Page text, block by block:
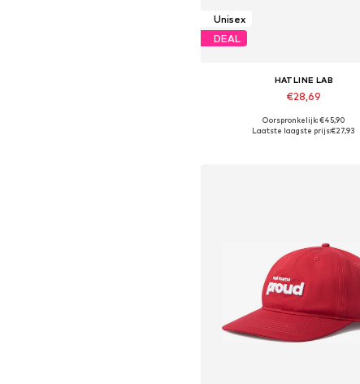
Unisex
DEAL
HATLINE LAB
€28,69
Beschikbare maten: 55-60
Oorspronkelijk: €45,90
Laatste laagste prijs:€27,93